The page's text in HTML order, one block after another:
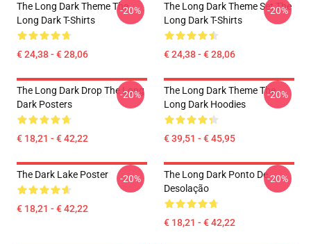
The Long Dark Theme The
Long Dark T-Shirts
€ 24,38 - € 28,06
-20%
The Long Dark Theme Set The
Long Dark T-Shirts
€ 24,38 - € 28,06
-20%
The Long Dark Drop The Long
Dark Posters
€ 18,21 - € 42,22
-20%
The Long Dark Theme The
Long Dark Hoodies
€ 39,51 - € 45,95
-20%
The Dark Lake Poster
€ 18,21 - € 42,22
-20%
The Long Dark Ponto De
Desolação
€ 18,21 - € 42,22
-20%